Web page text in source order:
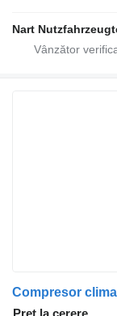
Nart
Compresor
Preț la cerere